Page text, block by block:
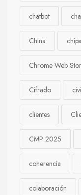
chatbot
China chips
Chrome Web
Cifrado
clientes
CMP 2025
coherencia
colaboración